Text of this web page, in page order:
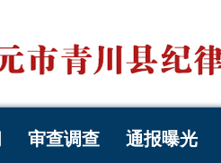
审查调查 通报曝光